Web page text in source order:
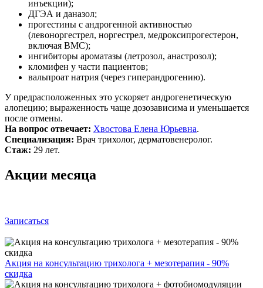
инъекции);
ДГЭА и даназол;
прогестины с андрогенной активностью
(левоноргестрел, норгестрел, медроксипрогестерон,
включая ВМС);
ингибиторы ароматазы (летрозол, анастрозол);
кломифен у части пациентов;
вальпроат натрия (через гиперандрогению).
У предрасположенных это ускоряет андрогенетическую
алопецию; выраженность чаще дозозависима и уменьшается
после отмены.
На вопрос отвечает: Хвостова Елена Юрьевна.
Специализация: Врач трихолог, дерматовенеролог.
Стаж: 29 лет.
Акции месяца
Записаться
Акция на консультацию трихолога + мезотерапия - 90%
скидка